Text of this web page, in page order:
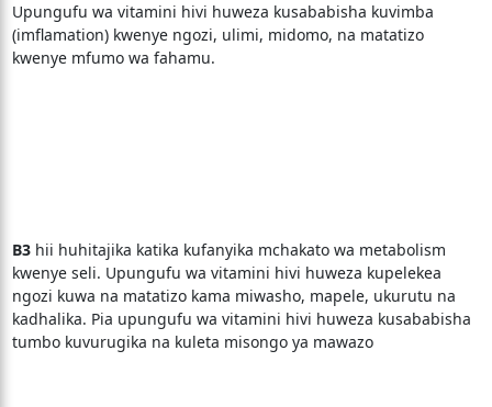
Upungufu wa vitamini hivi huweza kusababisha kuvimba
(imflamation) kwenye ngozi, ulimi, midomo, na matatizo
kwenye mfumo wa fahamu.
B3hii huhitajika katika kufanyika mchakato wa metabolism
kwenye seli. Upungufu wa vitamini hivi huweza kupelekea
ngozi kuwa na matatizo kama miwasho, mapele, ukurutu na
kadhalika. Pia upungufu wa vitamini hivi huweza kusababisha
tumbo kuvurugika na kuleta misongo ya mawazo